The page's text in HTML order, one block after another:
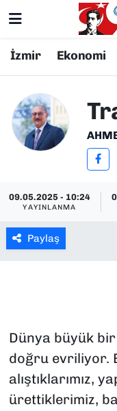
İzmir Ekonomi
09.05.2025 - 10:24
YAYINLANMA
Paylaş
Dünya büyük
doğru evriliyor.
alıştıklarımız,
ürettiklerimiz,
Resmi İlanlar
DÜNYA
EKONOMİ
KÜLTÜR
SAĞLIK
SPOR
TEKNOLOJİ
Konak
Konak Trafik
Süper Lig
Tüm
Son Dakika